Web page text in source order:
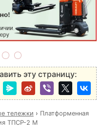
эту страницу:
тележки › Платформенная
ТПСР-2 М